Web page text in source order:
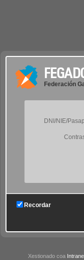
Federación
DNI/NIE/
Recordar
Xestionado coa